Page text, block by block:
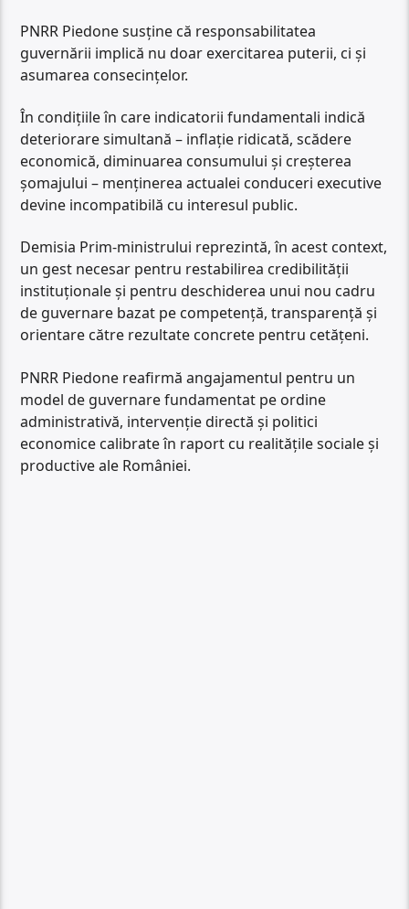
PNRR Piedone susține că responsabilitatea
guvernării implică nu doar exercitarea puterii, ci și
asumarea consecințelor.
În condițiile în care indicatorii fundamentali indică
deteriorare simultană – inflație ridicată, scădere
economică, diminuarea consumului și creșterea
șomajului – menținerea actualei conduceri executive
devine incompatibilă cu interesul public.
Demisia Prim-ministrului reprezintă, în acest context,
un gest necesar pentru restabilirea credibilității
instituționale și pentru deschiderea unui nou cadru
de guvernare bazat pe competență, transparență și
orientare către rezultate concrete pentru cetățeni.
PNRR Piedone reafirmă angajamentul pentru un
model de guvernare fundamentat pe ordine
administrativă, intervenție directă și politici
economice calibrate în raport cu realitățile sociale și
productive ale României.